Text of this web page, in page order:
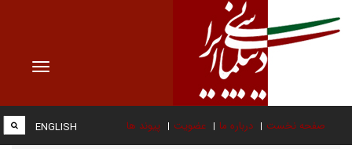
Toggle
صفحه نخست درباره ما عضویت پیوند ها ENGLISH